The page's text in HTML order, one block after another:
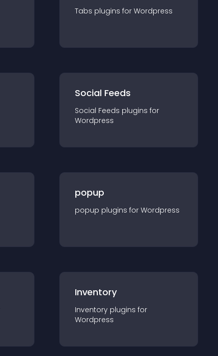
Tabs plugins for Wordpress
Social Feeds
Social Feeds plugins for
Wordpress
popup
popup plugins for Wordpress
Inventory
Inventory plugins for
Wordpress